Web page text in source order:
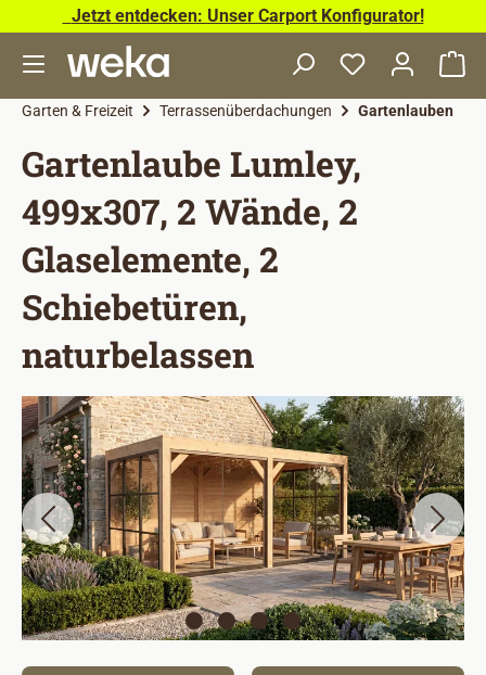
Zum Hauptinhalt springen
Jetzt entdecken: Unser Carport Konfigurator!
Garten & Freizeit Terrassenüberdachungen Gartenlauben
Gartenlaube Lumley,
499x307, 2 Wände, 2
Glaselemente, 2
Schiebetüren,
naturbelassen
Bildergalerie überspringen